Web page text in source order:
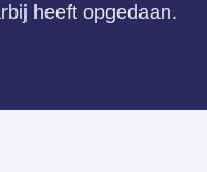
heeft opgedaan.